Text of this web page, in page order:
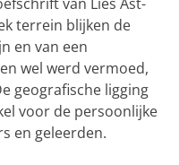
terrein blijken de
en van een
wel werd vermoed,
geografische ligging
voor de persoonlijke
en geleerden.